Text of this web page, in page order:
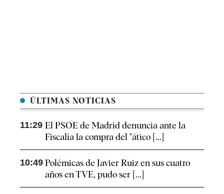
ÚLTIMAS NOTICIAS
11:29 El PSOE de Madrid denuncia ante la
Fiscalía la compra del "ático [...]
10:49 Polémicas de Javier Ruiz en sus cuatro
años en TVE, pudo ser [...]